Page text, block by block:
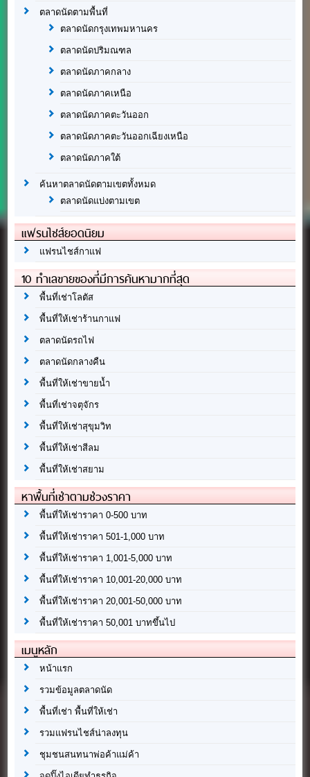
ตลาดนัดตามพื้นที่
ตลาดนัดกรุงเทพมหานคร
ตลาดนัดปริมณฑล
ตลาดนัดภาคกลาง
ตลาดนัดภาคเหนือ
ตลาดนัดภาคตะวันออก
ตลาดนัดภาคตะวันออกเฉียงเหนือ
ตลาดนัดภาคใต้
ค้นหาตลาดนัดตามเขตทั้งหมด
ตลาดนัดแบ่งตามเขต
แฟรนไชส์ยอดนิยม
แฟรนไชส์กาแฟ
10 ทำเลขายของที่มีการค้นหามากที่สุด
พื้นที่เช่าโลตัส
พื้นที่ให้เช่าร้านกาแฟ
ตลาดนัดรถไฟ
ตลาดนัดกลางคืน
พื้นที่ให้เช่าขายน้ำ
พื้นที่เช่าจตุจักร
พื้นที่ให้เช่าสุขุมวิท
พื้นที่ให้เช่าสีลม
พื้นที่ให้เช่าสยาม
หาพื้นที่เช่าตามช่วงราคา
พื้นที่ให้เช่าราคา 0-500 บาท
พื้นที่ให้เช่าราคา 501-1,000 บาท
พื้นที่ให้เช่าราคา 1,001-5,000 บาท
พื้นที่ให้เช่าราคา 10,001-20,000 บาท
พื้นที่ให้เช่าราคา 20,001-50,000 บาท
พื้นที่ให้เช่าราคา 50,001 บาทขึ้นไป
เมนูหลัก
หน้าแรก
รวมข้อมูลตลาดนัด
พื้นที่เช่า พื้นที่ให้เช่า
รวมแฟรนไชส์น่าลงทุน
ชุมชนสนทนาพ่อค้าแม่ค้า